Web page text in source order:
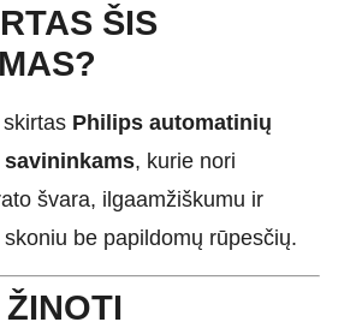
ŠIS
Philips automatinių
savininkams, kurie nori
švara, ilgaamžiškumu ir
be papildomų rūpesčių.